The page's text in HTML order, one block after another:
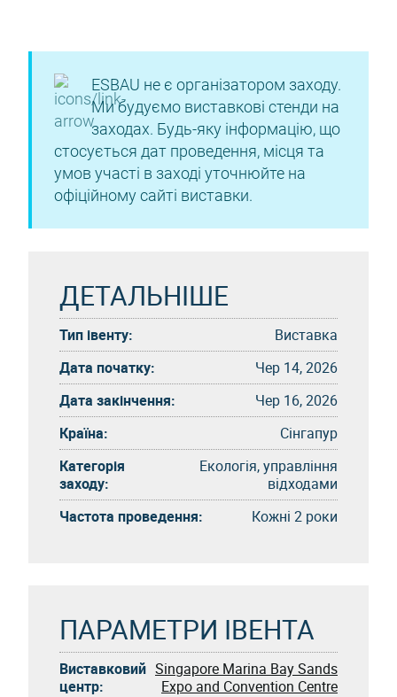
ESBAU не є організатором заходу.
Ми будуємо виставкові стенди на
заходах. Будь-яку інформацію, що
стосується дат проведення, місця та
умов участі в заході уточнюйте на
офіційному сайті виставки.
ДЕТАЛЬНІШЕ
Тип івенту:
Виставка
Дата початку:
Чер 14, 2026
Дата закінчення:
Чер 16, 2026
Країна:
Сінгапур
Категорія
заходу:
Екологія, управління
відходами
Частота проведення:
Кожні 2 роки
ПАРАМЕТРИ ІВЕНТА
Виставковий
центр:
Singapore Marina Bay Sands
Expo and Convention Centre